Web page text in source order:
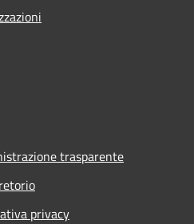
trasparente
privacy